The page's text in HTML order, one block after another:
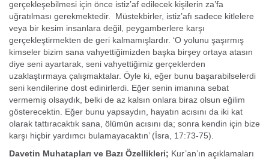
gerçekleşebilmesi için önce istiz’af edilecek kişilerin za’fa
uğratılması gerekmektedir. Müstekbirler, istiz’afı sadece kitlelere
veya bir kesim insanlara değil, peygamberlere karşı
gerçekleştirmekten de geri kalmamışlardır. ‘O yolunu şaşırmış
kimseler bizim sana vahyettiğimizden başka birşey ortaya atasın
diye seni ayartarak, seni vahyettiğimiz gerçeklerden
uzaklaştırmaya çalışmaktalar. Öyle ki, eğer bunu başarabilselerdi
seni kendilerine dost edinirlerdi. Eğer senin imanına sebat
vermemiş olsaydık, belki de az kalsın onlara biraz olsun eğilim
gösterecektin. Eğer bunu yapsaydın, hayatın acısını da iki kat
olarak tattıracaktık sana, ölümün acısını da; sonra kendin için bize
karşı hiçbir yardımcı bulamayacak­tın’ (İsra, 17:73-75).
Davetin Muhatapları ve Bazı Özellikleri; Kur’an’ın açıklamaları